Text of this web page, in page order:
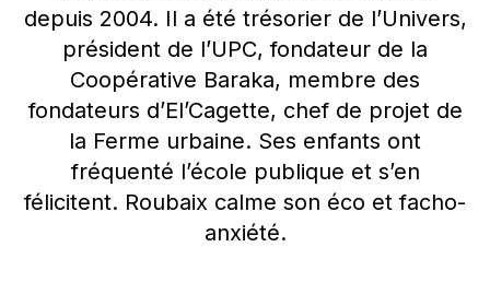
depuis 2004. Il a été trésorier de l’Univers,
président de l’UPC, fondateur de la
Coopérative Baraka, membre des
fondateurs d’El’Cagette, chef de projet de
la Ferme urbaine. Ses enfants ont
fréquenté l’école publique et s’en
félicitent. Roubaix calme son éco et facho-
anxiété.